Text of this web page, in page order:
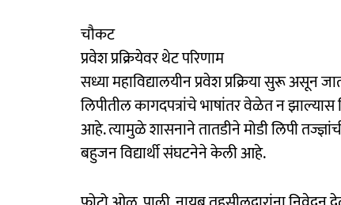
चौकट
प्रवेश प्रक्रियेवर थेट परिणाम
सध्या महाविद्यालयीन प्रवेश प्रक्रिया सुरू असून
लिपीतील कागदपत्रांचे भाषांतर वेळेत न झाल्यास
आहे. त्यामुळे शासनाने तातडीने मोडी लिपी
बहुजन विद्यार्थी संघटनेने केली आहे.